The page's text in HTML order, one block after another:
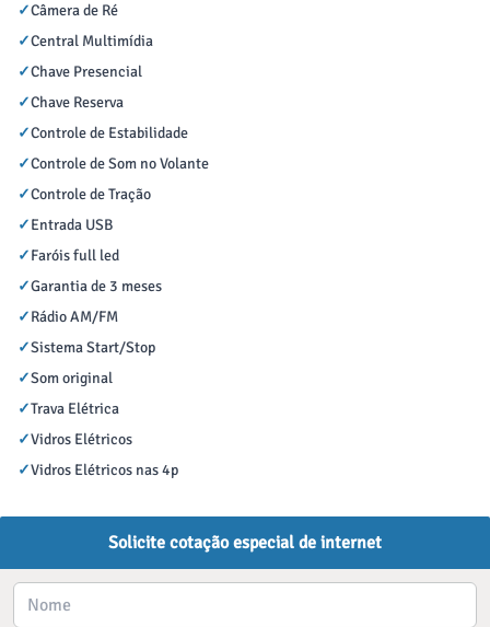
✓Câmera de Ré
✓Central Multimídia
✓Chave Presencial
✓Chave Reserva
✓Controle de Estabilidade
✓Controle de Som no Volante
✓Controle de Tração
✓Entrada USB
✓Faróis full led
✓Garantia de 3 meses
✓Rádio AM/FM
✓Sistema Start/Stop
✓Som original
✓Trava Elétrica
✓Vidros Elétricos
✓Vidros Elétricos nas 4p
Solicite cotação especial de internet